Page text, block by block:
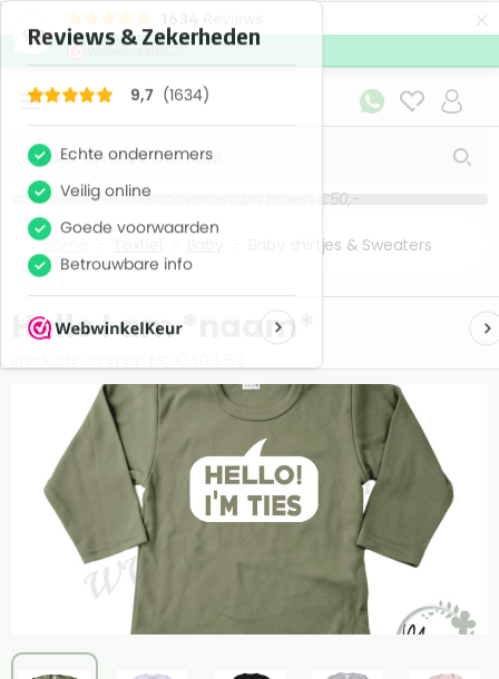
9,7
×
Gratis verzenden boven €50,-
Home Baby shirtjes & Sweaters
Hello I am *naam*